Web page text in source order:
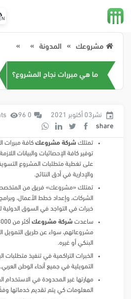
مشروعك المدونة
ما هي مبررات نجاح المشروع؟
نشر03 أكتوبر 2021 0 comments 96 مشاهدة
share
تمتلك شركة مشروعك كافة مبررات
توفير كافة الإحصائيات والبيانات
على تغطية متطلبات المشروع
والإدارية في أدق النتائج.
تمتلك «مشروعك» فريق من
الشركات، وإعداد خطط الأعمال، وبرامج
خبرات في التواجد في السوق الدولية لأكثر
ساعدت شركة مشروعك
مشروعاتهم، سواء عن طريق التمويل
البنكي أو غيره.
الخبرات التراكمية في تنفيذ متطلبات
التمويلية في جميع أنحاء الوطن العربي.
مهارتها غير المحدودة في الاستخدام
المعلومات كي يتم تقديم خدماتها وفقًا